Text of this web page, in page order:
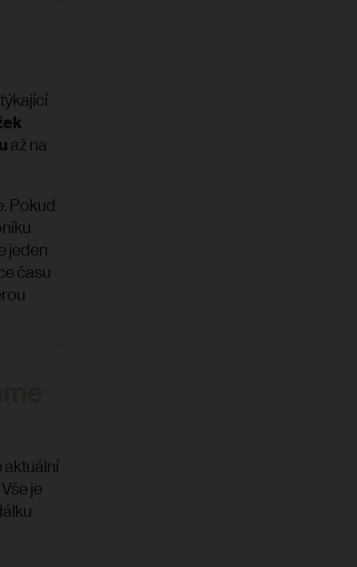
až na
Pokud
jeden
času
je